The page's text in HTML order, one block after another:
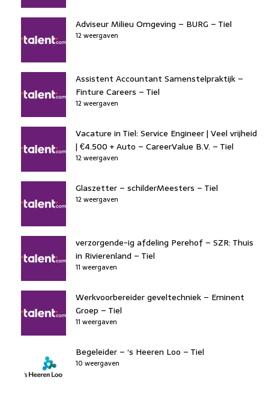
Adviseur Milieu Omgeving – BURG – Tiel
12 weergaven
Assistent Accountant Samenstelpraktijk –
Finture Careers – Tiel
12 weergaven
Vacature in Tiel: Service Engineer | Veel vrijheid
| €4.500 + Auto – CareerValue B.V. – Tiel
12 weergaven
Glaszetter – schilderMeesters – Tiel
12 weergaven
verzorgende-ig afdeling Perehof – SZR: Thuis
in Rivierenland – Tiel
11 weergaven
Werkvoorbereider geveltechniek – Eminent
Groep – Tiel
11 weergaven
Begeleider – ‘s Heeren Loo – Tiel
10 weergaven